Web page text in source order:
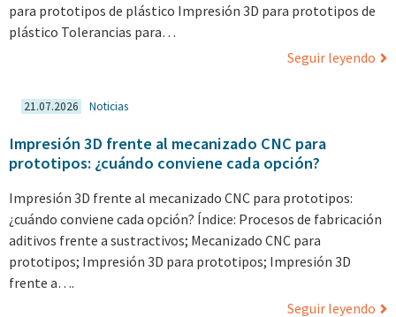
para prototipos de plástico Impresión 3D para prototipos de
plástico Tolerancias para…
Seguir leyendo
21.07.2026 Noticias
Impresión 3D frente al mecanizado CNC para
prototipos: ¿cuándo conviene cada opción?
Impresión 3D frente al mecanizado CNC para prototipos:
¿cuándo conviene cada opción? Índice: Procesos de fabricación
aditivos frente a sustractivos; Mecanizado CNC para
prototipos; Impresión 3D para prototipos; Impresión 3D
frente a….
Seguir leyendo